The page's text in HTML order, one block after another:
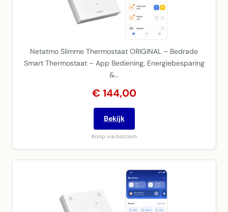
Netatmo Slimme Thermostaat ORIGINAL – Bedrade
Smart Thermostaat – App Bediening, Energiebesparing
&…
€ 144,00
Bekijk
Koop via bol.com